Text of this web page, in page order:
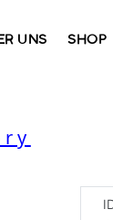
UNS SHOP